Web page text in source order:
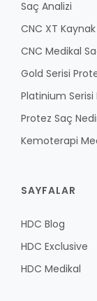
Saç Analizi
CNC XT
CNC Medikal
Gold Serisi
Platinium Serisi
Protez Saç
Kemoterapi
SAYFALAR
HDC Blog
HDC Exclusive
HDC Medikal